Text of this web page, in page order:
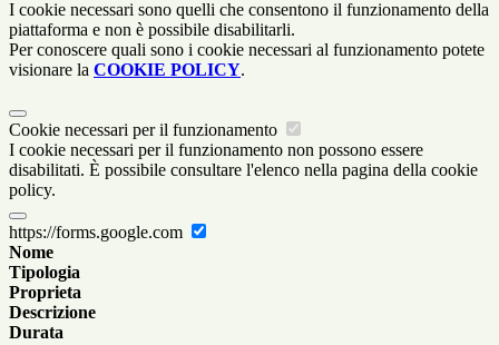
I cookie necessari sono quelli che consentono il funzionamento della
piattaforma e non è possibile disabilitarli.
Per conoscere quali sono i cookie necessari al funzionamento potete
visionare la COOKIE POLICY.
Cookie necessari per il funzionamento
I cookie necessari per il funzionamento non possono essere
disabilitati. È possibile consultare l'elenco nella pagina della cookie
policy.
https://forms.google.com
Nome
Tipologia
Proprieta
Descrizione
Durata